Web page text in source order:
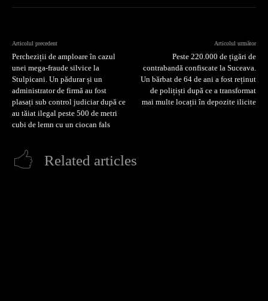
Articolul precedent
Percheziții de amploare în cazul
unei mega-fraude silvice la
Stulpicani. Un pădurar și un
administrator de firmă au fost
plasați sub control judiciar după ce
au tăiat ilegal peste 500 de metri
cubi de lemn cu un ciocan fals
Articolul următor
Peste 220.000 de țigări de
contrabandă confiscate la Suceava.
Un bărbat de 64 de ani a fost reținut
de polițiști după ce a transformat
mai multe locații în depozite ilicite
Related articles